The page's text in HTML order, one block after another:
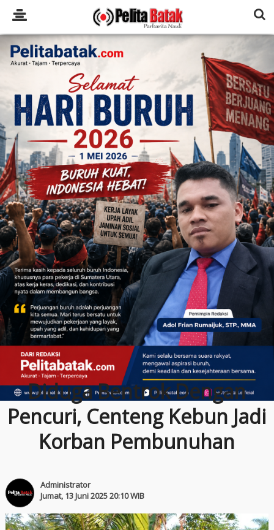
Diduga Bentrok Dengan
Pencuri, Centeng Kebun Jadi
Korban Pembunuhan
Administrator
Jumat, 13 Juni 2025 20:10 WIB